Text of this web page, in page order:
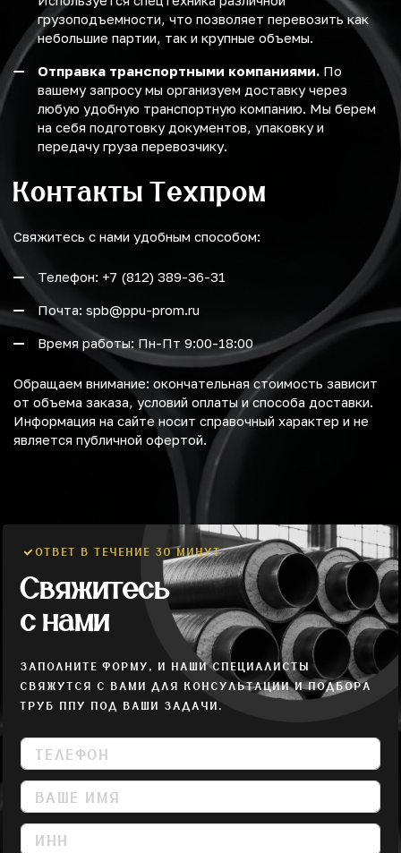
грузоподъемности, что позволяет перевозить как
небольшие партии, так и крупные объемы.
Отправка транспортными компаниями. По
вашему запросу мы организуем доставку через
любую удобную транспортную компанию. Мы берем
на себя подготовку документов, упаковку и
передачу груза перевозчику.
Контакты Техпром
Свяжитесь с нами удобным способом:
Телефон: +7 (812) 389-36-31
Почта: spb@ppu-prom.ru
Время работы: Пн-Пт 9:00-18:00
Обращаем внимание: окончательная стоимость зависит
от объема заказа, условий оплаты и способа доставки.
Информация на сайте носит справочный характер и не
является публичной офертой.
ОТВЕТ В ТЕЧЕНИЕ 30 МИНУТ
Свяжитесь
с нами
ЗАПОЛНИТЕ ФОРМУ, И НАШИ СПЕЦИАЛИСТЫ
СВЯЖУТСЯ С ВАМИ ДЛЯ КОНСУЛЬТАЦИИ И ПОДБОРА
ТРУБ ППУ ПОД ВАШИ ЗАДАЧИ.